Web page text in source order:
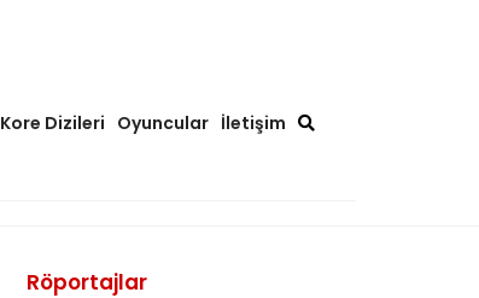
Kore Dizileri Oyuncular İletişim
Röportajlar